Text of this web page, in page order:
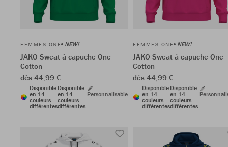
FEMMES ONE NEW!
JAKO Sweat à capuche One
Cotton
dès 44,99 €
Disponible
en 14
couleurs
différentes
Disponible
en 14
couleurs
différentes
Personnalisable
FEMMES ONE NEW!
JAKO Sweat à capuche One
Cotton
dès 44,99 €
Disponible
en 14
couleurs
différentes
Disponible
en 14
couleurs
différentes